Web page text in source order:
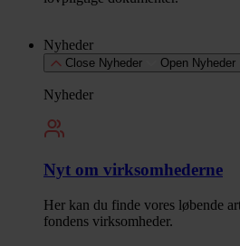
Nyheder
Close Nyheder Open Nyheder
Nyheder
Nyt om virksomhederne
Her kan du finde vores løbende
fondens virksomheder.